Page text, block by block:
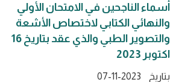
أسماء الناجحين في الامتحان الأولي
والنهائي الكتابي لاختصاص الأشعة
والتصوير الطبي والذي عقد بتاريخ 16
اكتوبر 2023
بتاريخ 07-11-2023